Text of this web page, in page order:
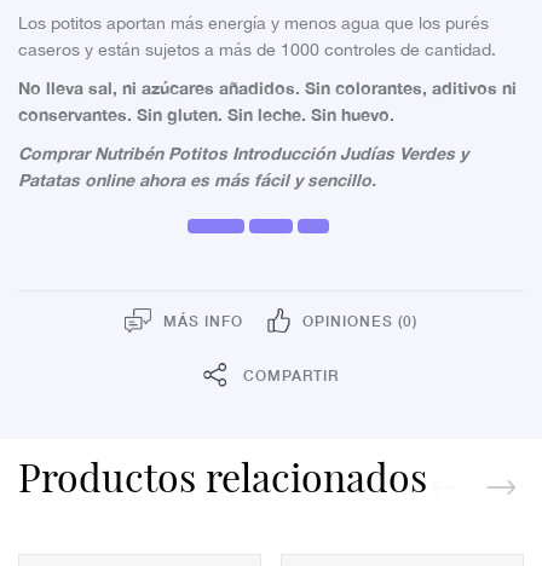
Los potitos aportan más energía y menos agua que los purés
caseros y están sujetos a más de 1000 controles de cantidad.
No lleva sal, ni azúcares añadidos. Sin colorantes, aditivos ni
conservantes. Sin gluten. Sin leche. Sin huevo.
ComprarNutribén Potitos Introducción Judías Verdes y
Patatas online ahora es más fácil y sencillo.
MÁS INFO OPINIONES (0)
COMPARTIR
Productos relacionados